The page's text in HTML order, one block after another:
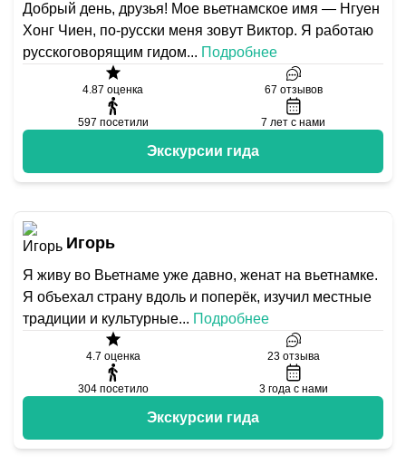
Добрый день, друзья! Мое вьетнамское имя — Нгуен
Хонг Чиен, по-русски меня зовут Виктор. Я работаю
русскоговорящим гидом... Подробнее
4.87 оценка 67 отзывов
597 посетили 7 лет с нами
Экскурсии гида
Игорь
Я живу во Вьетнаме уже давно, женат на вьетнамке.
Я объехал страну вдоль и поперёк, изучил местные
традиции и культурные... Подробнее
4.7 оценка 23 отзыва
304 посетило 3 года с нами
Экскурсии гида